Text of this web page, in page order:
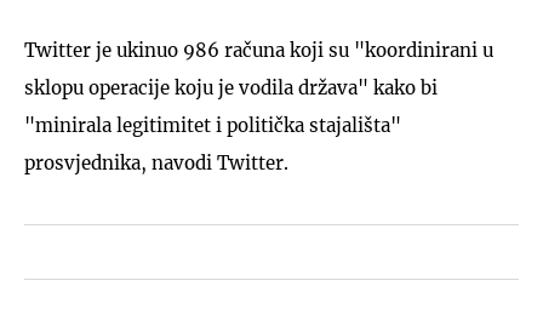
Twitter je ukinuo 986 računa koji su "koordinirani u
sklopu operacije koju je vodila država" kako bi
"minirala legitimitet i politička stajališta"
prosvjednika, navodi Twitter.